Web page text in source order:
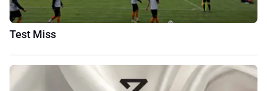
Test Miss